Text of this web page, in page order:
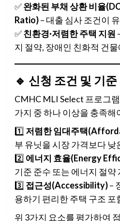
✅완화된 부채 상환 비율
Ratio)– 대출 심사 조건이
✅친환경·저렴한 주택 지원
지 절약, 장애인 친화적 건
🔹 신청 조건 및 기준
CMHC MLI Select 프로그
가지 중 하나 이상을 충족해
1️⃣ 저렴한 임대주택
부 유닛을 시장 가격보다 낮
2️⃣ 에너지 효율(Energy
기준 준수 또는 에너지 절약
3️⃣ 접근성(Accessibility)–
용하기 편리한 주택 구조 포
위 3가지 요소를 평가하여